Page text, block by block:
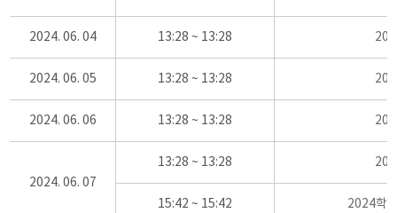
2024. 06. 04 13:28 ~ 13:28
2024. 06. 05 13:28 ~ 13:28
2024. 06. 06 13:28 ~ 13:28
2024. 06. 07
13:28 ~ 13:28
15:42 ~ 15:42 2024학